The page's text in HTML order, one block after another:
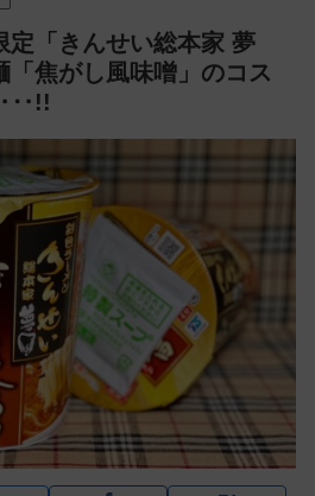
定「きんせい総本家 夢
「焦がし風味噌」のコス